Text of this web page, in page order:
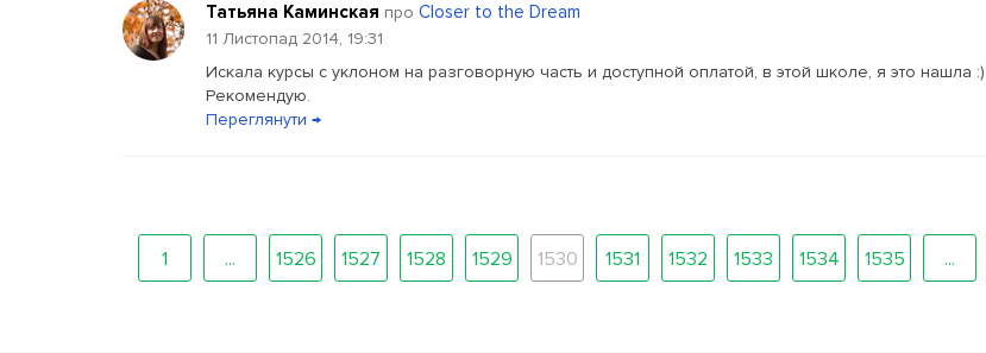
Татьяна Каминская про Closer to the Dream
11 Листопад 2014, 19:31
Искала курсы с уклоном на разговорную часть и доступной оплатой, в этой школе, я это нашла :)
Рекомендую.
Переглянути →
1 ... 1526 1527 1528 1529 1530 1531 1532 1533 1534 1535 ...